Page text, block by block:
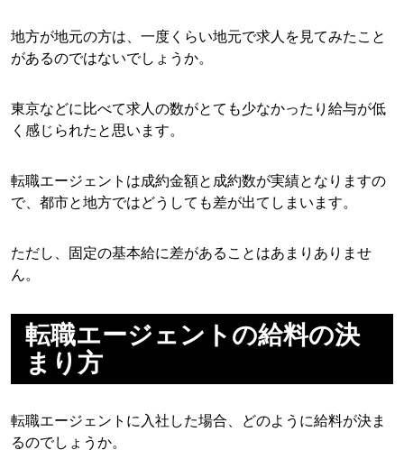
地方が地元の方は、一度くらい地元で求人を見てみたこと
があるのではないでしょうか。
東京などに比べて求人の数がとても少なかったり給与が低
く感じられたと思います。
転職エージェントは成約金額と成約数が実績となりますの
で、都市と地方ではどうしても差が出てしまいます。
ただし、固定の基本給に差があることはあまりありませ
ん。
転職エージェントの給料の決
まり方
転職エージェントに入社した場合、どのように給料が決ま
るのでしょうか。